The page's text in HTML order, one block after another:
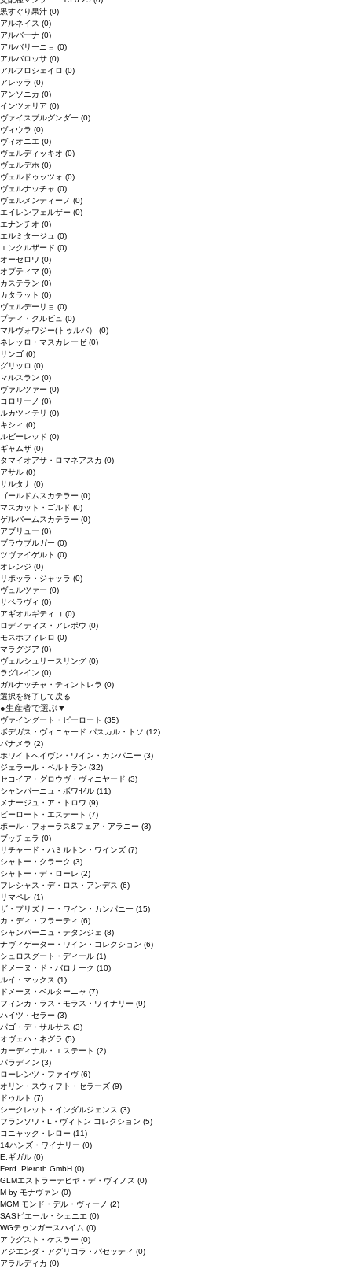
黒すぐり果汁 (0)
アルネイス (0)
アルバーナ (0)
アルバリーニョ (0)
アルバロッサ (0)
アルフロシェイロ (0)
アレッラ (0)
アンソニカ (0)
インツォリア (0)
ヴァイスブルグンダー (0)
ヴィウラ (0)
ヴィオニエ (0)
ヴェルディッキオ (0)
ヴェルデホ (0)
ヴェルドゥッツォ (0)
ヴェルナッチャ (0)
ヴェルメンティーノ (0)
エイレンフェルザー (0)
エナンチオ (0)
エルミタージュ (0)
エンクルザード (0)
オーセロワ (0)
オプティマ (0)
カステラン (0)
カタラット (0)
ヴェルデーリョ (0)
プティ・クルビュ (0)
マルヴォワジー(トゥルバ） (0)
ネレッロ・マスカレーゼ (0)
リンゴ (0)
グリッロ (0)
マルスラン (0)
ヴァルツァー (0)
コロリーノ (0)
ルカツィテリ (0)
キシィ (0)
ルビーレッド (0)
ギャムザ (0)
タマイオアサ・ロマネアスカ (0)
アサル (0)
サルタナ (0)
ゴールドムスカテラー (0)
マスカット・ゴルド (0)
ゲルバームスカテラー (0)
アブリュー (0)
ブラウブルガー (0)
ツヴァイゲルト (0)
オレンジ (0)
リボッラ・ジャッラ (0)
ヴュルツァー (0)
サペラヴィ (0)
アギオルギティコ (0)
ロディティス・アレポウ (0)
モスホフィレロ (0)
マラグジア (0)
ヴェルシュリースリング (0)
ラグレイン (0)
ガルナッチャ・ティントレラ (0)
選択を終了して戻る
●生産者で選ぶ▼
ヴァイングート・ピーロート (35)
ボデガス・ヴィニャード パスカル・トソ (12)
パナメラ (2)
ホワイトへイヴン・ワイン・カンパニー (3)
ジェラール・ベルトラン (32)
セコイア・グロウヴ・ヴィニヤード (3)
シャンパーニュ・ボワゼル (11)
メナージュ・ア・トロワ (9)
ピーロート・エステート (7)
ボール・フォーラス&フェア・アラニー (3)
ブッチェラ (0)
リチャード・ハミルトン・ワインズ (7)
シャトー・クラーク (3)
シャトー・デ・ローレ (2)
フレシャス・デ・ロス・アンデス (6)
リマペレ (1)
ザ・プリズナー・ワイン・カンパニー (15)
カ・ディ・フラーティ (6)
シャンパーニュ・テタンジェ (8)
ナヴィゲーター・ワイン・コレクション (6)
シュロスグート・ディール (1)
ドメーヌ・ド・バロナーク (10)
ルイ・マックス (1)
ドメーヌ・ベルターニャ (7)
フィンカ・ラス・モラス・ワイナリー (9)
ハイツ・セラー (3)
パゴ・デ・サルサス (3)
オヴェハ・ネグラ (5)
カーディナル・エステート (2)
パラディン (3)
ローレンツ・ファイヴ(6)
オリン・スウィフト・セラーズ (9)
ドゥルト (7)
シークレット・インダルジェンス (3)
フランソワ・L・ヴィトン コレクション (5)
コニャック・レロー (11)
14ハンズ・ワイナリー (0)
E.ギガル (0)
Ferd. Pieroth GmbH (0)
GLMエストラーテヒヤ・デ・ヴィノス (0)
M by モナヴァン (0)
MGM モンド・デル・ヴィーノ (2)
SASピエール・シェニエ (0)
WGテゥンガースハイム (0)
アウグスト・ケスラー (0)
アジエンダ・アグリコラ・パセッティ (0)
アラルディカ (0)